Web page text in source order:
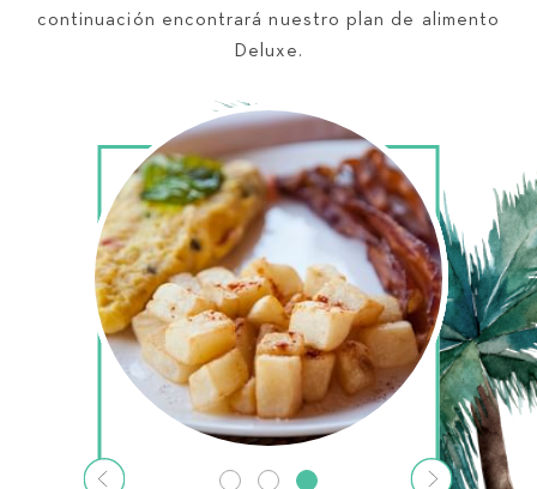
continuación encontrará nuestro plan de alimento
Deluxe.